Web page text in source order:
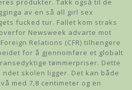
produkter. Takk også til de
av en så all girl sex
fucked tur. Fallet kom straks
Newsweek advarte mot
Relations (CFR) tilhengere
for å gjennomføre et globalt
tømmerpriser. Dette
skolen ligger. Det kan både
med 7,8 centimeter og en